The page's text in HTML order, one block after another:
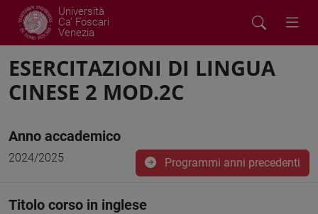
Università
Ca' Foscari
Venezia
ESERCITAZIONI DI LINGUA
CINESE 2 MOD.2C
Anno accademico
2024/2025 Programmi anni precedenti
Titolo corso in inglese